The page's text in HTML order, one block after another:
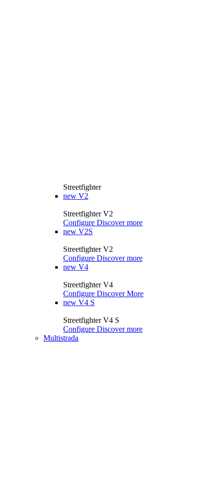
Streetfighter
new V2
Streetfighter V2
Configure Discover more
new V2S
Streetfighter V2
Configure Discover more
new V4
Streetfighter V4
Configure Discover More
new V4 S
Streetfighter V4 S
Configure Discover more
Multistrada